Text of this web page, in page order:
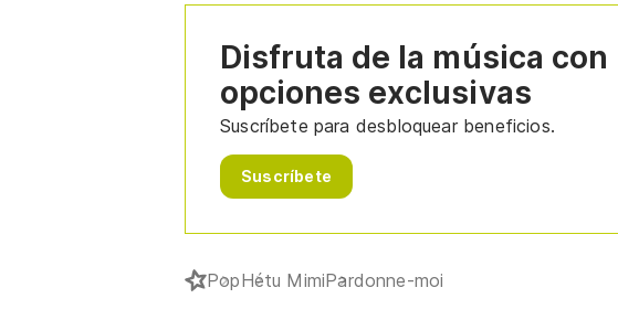
Disfruta de la música con
opciones exclusivas
Suscríbete para desbloquear beneficios.
Suscríbete
PopHétu MimiPardonne-moi